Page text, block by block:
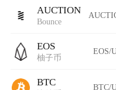
AUCTION
Bounce
EOS
柚子币
EOS/
BTC BTC/